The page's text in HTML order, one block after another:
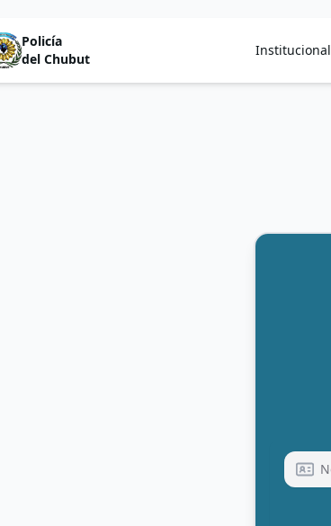
Policía
del Chubut
Institucional